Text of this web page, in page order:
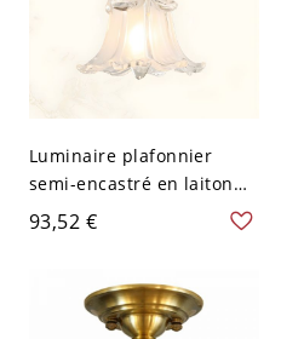
Luminaire plafonnier
semi-encastré en laiton
éblouissant à 1 lumière
avec abat-jour en verre
93,52 €